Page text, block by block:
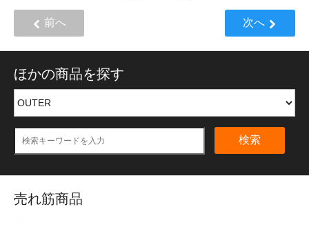
前へ 次へ
ほかの商品を探す
検索
売れ筋商品